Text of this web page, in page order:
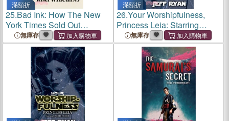
滿額折
25.Bad Ink: How The New
York Times Sold Out
Transgender Teens
無庫存
滿額折
26.Your Worshipfulness,
Princess Leia: Starring
Carrie Fisher
無庫存